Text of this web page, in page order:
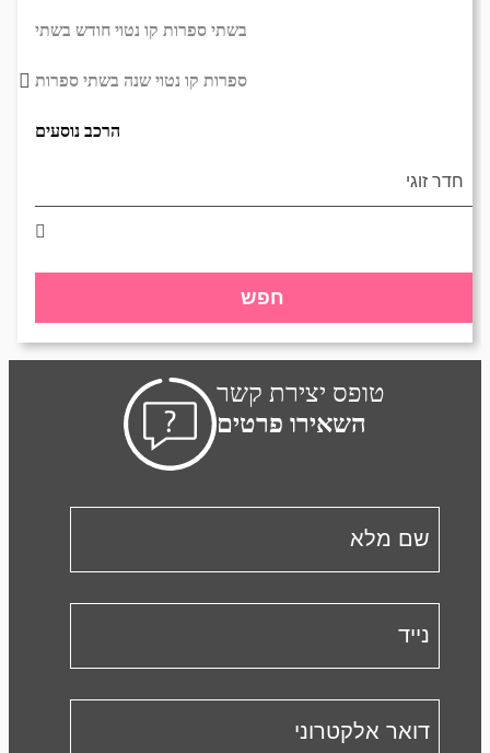
בשתי ספרות קו נטוי חודש בשתי
ספרות קו נטוי שנה בשתי ספרות
הרכב נוסעים
חפש
טופס יצירת קשר
השאירו פרטים